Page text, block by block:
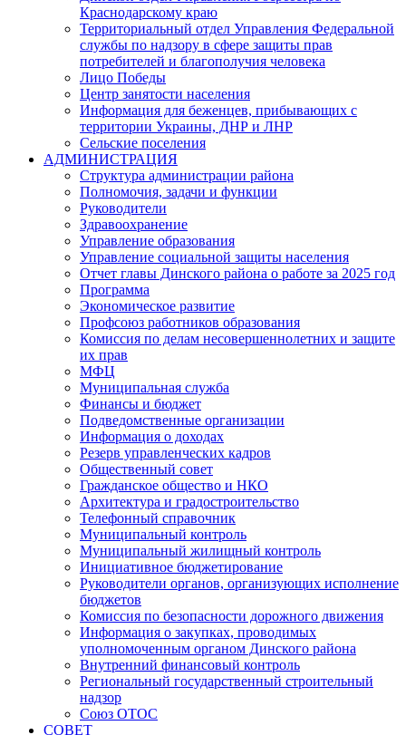
Краснодарскому краю
Территориальный отдел Управления Федеральной
службы по надзору в сфере защиты прав
потребителей и благополучия человека
Лицо Победы
Центр занятости населения
Информация для беженцев, прибывающих с
территории Украины, ДНР и ЛНР
Сельские поселения
АДМИНИСТРАЦИЯ
Структура администрации района
Полномочия, задачи и функции
Руководители
Здравоохранение
Управление образования
Управление социальной защиты населения
Отчет главы Динского района о работе за 2025 год
Программа
Экономическое развитие
Профсоюз работников образования
Комиссия по делам несовершеннолетних и защите
их прав
МФЦ
Муниципальная служба
Финансы и бюджет
Подведомственные организации
Информация о доходах
Резерв управленческих кадров
Общественный совет
Гражданское общество и НКО
Архитектура и градостроительство
Телефонный справочник
Муниципальный контроль
Муниципальный жилищный контроль
Инициативное бюджетирование
Руководители органов, организующих исполнение
бюджетов
Комиссия по безопасности дорожного движения
Информация о закупках, проводимых
уполномоченным органом Динского района
Внутренний финансовый контроль
Региональный государственный строительный
надзор
Союз ОТОС
СОВЕТ